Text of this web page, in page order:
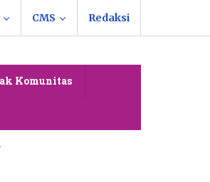
CMS Redaksi
Komunitas